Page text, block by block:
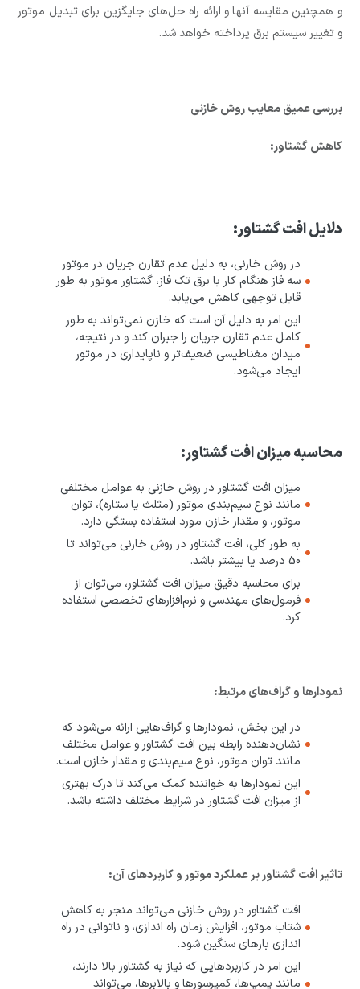
و همچنین مقایسه آنها و ارائه راه حل‌های جایگزین برای تبدیل موتور
و تغییر سیستم برق پرداخته خواهد شد.
بررسی عمیق معایب روش خازنی
کاهش گشتاور:
دلایل افت گشتاور:
در روش خازنی، به دلیل عدم تقارن جریان در موتور
سه فاز هنگام کار با برق تک فاز، گشتاور موتور به طور
قابل توجهی کاهش می‌یابد.
این امر به دلیل آن است که خازن نمی‌تواند به طور
کامل عدم تقارن جریان را جبران کند و در نتیجه،
میدان مغناطیسی ضعیف‌تر و ناپایداری در موتور
ایجاد می‌شود.
محاسبه میزان افت گشتاور:
میزان افت گشتاور در روش خازنی به عوامل مختلفی
مانند نوع سیم‌بندی موتور (مثلث یا ستاره)، توان
موتور، و مقدار خازن مورد استفاده بستگی دارد.
به طور کلی، افت گشتاور در روش خازنی می‌تواند تا
50 درصد یا بیشتر باشد.
برای محاسبه دقیق میزان افت گشتاور، می‌توان از
فرمول‌های مهندسی و نرم‌افزارهای تخصصی استفاده
کرد.
نمودارها و گراف‌های مرتبط:
در این بخش، نمودارها و گراف‌هایی ارائه می‌شود که
نشان‌دهنده رابطه بین افت گشتاور و عوامل مختلف
مانند توان موتور، نوع سیم‌بندی و مقدار خازن است.
این نمودارها به خواننده کمک می‌کند تا درک بهتری
از میزان افت گشتاور در شرایط مختلف داشته باشد.
تاثیر افت گشتاور بر عملکرد موتور و کاربردهای آن:
افت گشتاور در روش خازنی می‌تواند منجر به کاهش
شتاب موتور، افزایش زمان راه اندازی، و ناتوانی در راه
اندازی بارهای سنگین شود.
این امر در کاربردهایی که نیاز به گشتاور بالا دارند،
مانند پمپ‌ها، کمپرسورها و بالابرها، می‌تواند